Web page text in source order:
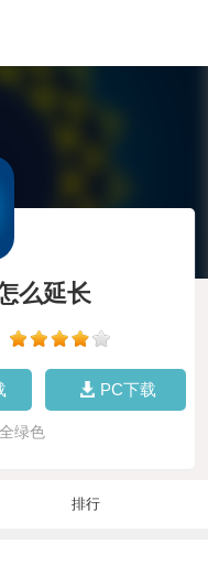
么延长
PC下载
绿色
排行